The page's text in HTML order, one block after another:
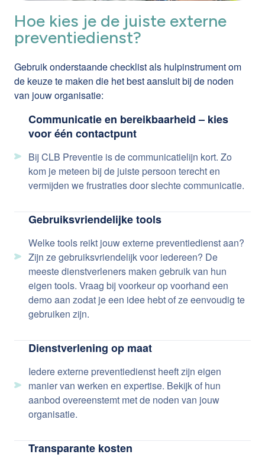
Hoe kies je de juiste externe
preventiedienst?
Gebruik onderstaande checklist als hulpinstrument om
de keuze te maken die het best aansluit bij de noden
van jouw organisatie:
Communicatie en bereikbaarheid – kies
voor één contactpunt
Bij CLB Preventie is de communicatielijn kort. Zo
kom je meteen bij de juiste persoon terecht en
vermijden we frustraties door slechte communicatie.
Gebruiksvriendelijke tools
Welke tools reikt jouw externe preventiedienst aan?
Zijn ze gebruiksvriendelijk voor iedereen? De
meeste dienstverleners maken gebruik van hun
eigen tools. Vraag bij voorkeur op voorhand een
demo aan zodat je een idee hebt of ze eenvoudig te
gebruiken zijn.
Dienstverlening op maat
Iedere externe preventiedienst heeft zijn eigen
manier van werken en expertise. Bekijk of hun
aanbod overeenstemt met de noden van jouw
organisatie.
Transparante kosten